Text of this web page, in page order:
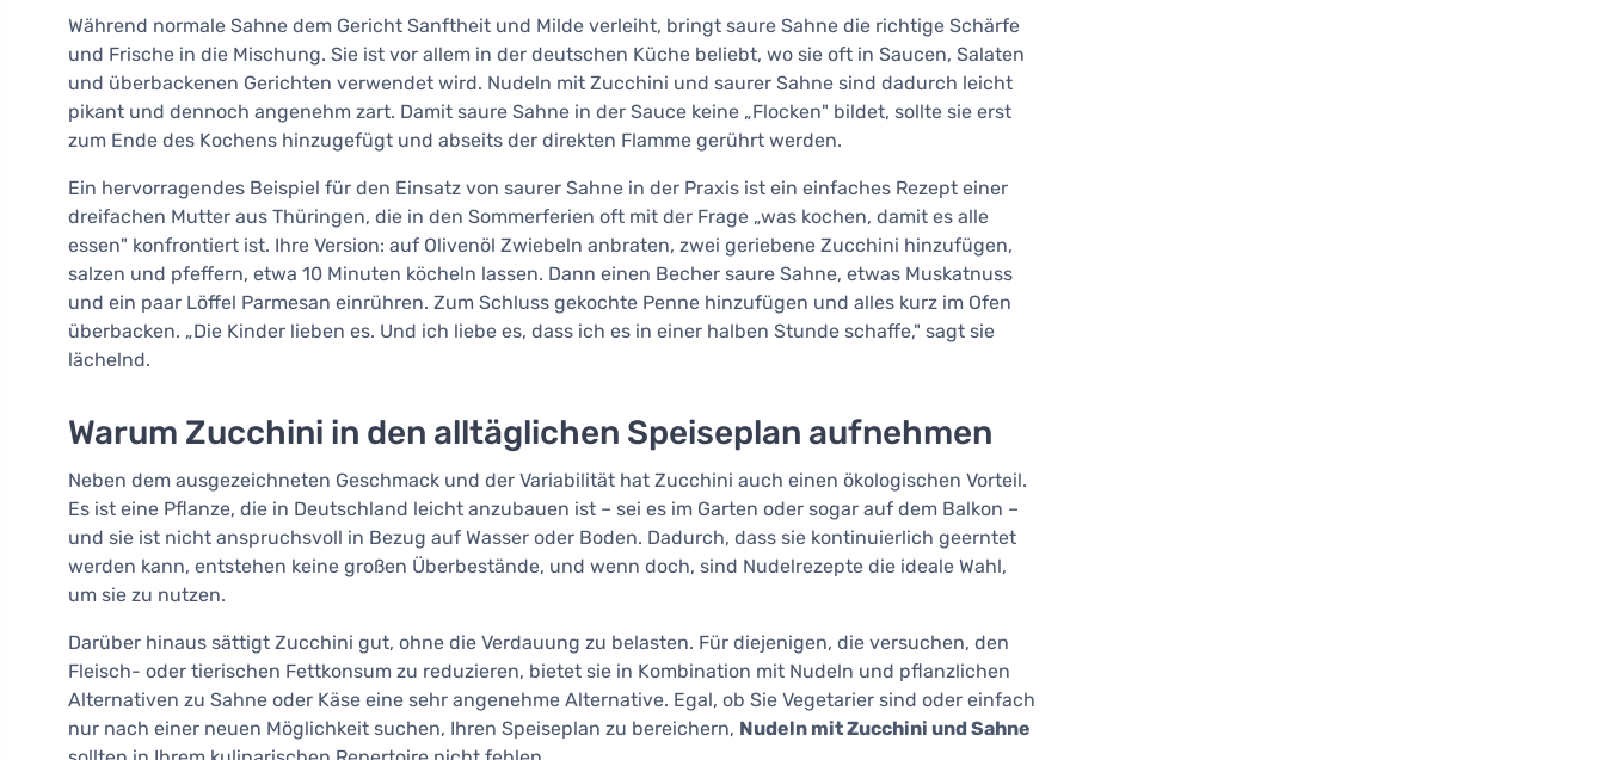
Während normale Sahne dem Gericht Sanftheit und Milde verleiht, bringt saure Sahne die richtige Schärfe
und Frische in die Mischung. Sie ist vor allem in der deutschen Küche beliebt, wo sie oft in Saucen, Salaten
und überbackenen Gerichten verwendet wird. Nudeln mit Zucchini und saurer Sahne sind dadurch leicht
pikant und dennoch angenehm zart. Damit saure Sahne in der Sauce keine „Flocken" bildet, sollte sie erst
zum Ende des Kochens hinzugefügt und abseits der direkten Flamme gerührt werden.
Ein hervorragendes Beispiel für den Einsatz von saurer Sahne in der Praxis ist ein einfaches Rezept einer
dreifachen Mutter aus Thüringen, die in den Sommerferien oft mit der Frage „was kochen, damit es alle
essen" konfrontiert ist. Ihre Version: auf Olivenöl Zwiebeln anbraten, zwei geriebene Zucchini hinzufügen,
salzen und pfeffern, etwa 10 Minuten köcheln lassen. Dann einen Becher saure Sahne, etwas Muskatnuss
und ein paar Löffel Parmesan einrühren. Zum Schluss gekochte Penne hinzufügen und alles kurz im Ofen
überbacken. „Die Kinder lieben es. Und ich liebe es, dass ich es in einer halben Stunde schaffe," sagt sie
lächelnd.
Warum Zucchini in den alltäglichen Speiseplan aufnehmen
Neben dem ausgezeichneten Geschmack und der Variabilität hat Zucchini auch einen ökologischen Vorteil.
Es ist eine Pflanze, die in Deutschland leicht anzubauen ist – sei es im Garten oder sogar auf dem Balkon –
und sie ist nicht anspruchsvoll in Bezug auf Wasser oder Boden. Dadurch, dass sie kontinuierlich geerntet
werden kann, entstehen keine großen Überbestände, und wenn doch, sind Nudelrezepte die ideale Wahl,
um sie zu nutzen.
Darüber hinaus sättigt Zucchini gut, ohne die Verdauung zu belasten. Für diejenigen, die versuchen, den
Fleisch- oder tierischen Fettkonsum zu reduzieren, bietet sie in Kombination mit Nudeln und pflanzlichen
Alternativen zu Sahne oder Käse eine sehr angenehme Alternative. Egal, ob Sie Vegetarier sind oder einfach
nur nach einer neuen Möglichkeit suchen, Ihren Speiseplan zu bereichern, Nudeln mit Zucchini und Sahne